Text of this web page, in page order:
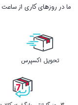
ما در روزهای کاری از ساعت ۹ صبح تا ۱۹ پاسخگوی شما هستیم
تحویل اکسپرس